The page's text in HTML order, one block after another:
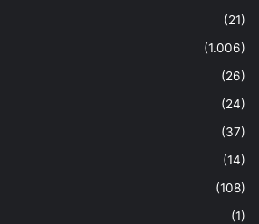
(21)
(1.006)
(26)
(24)
(37)
(14)
(108)
(1)